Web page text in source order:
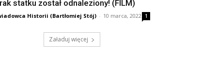
statku został odnaleziony! (FILM)
Historii (Bartłomiej Stój) - 10 marca, 2022 1
Załaduj więcej